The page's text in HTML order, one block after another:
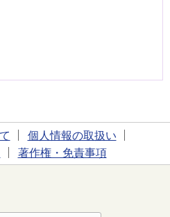
個人情報の取扱い
著作権・免責事項